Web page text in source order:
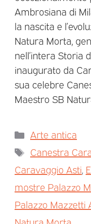
Ambrosiana di
la nascita e
Natura Morta,
nell’intera Storia
inaugurato da
sua celebre
Maestro SB
Arte antica
Canestra
Caravaggio Asti,
mostre Palazzo
Palazzo Mazzetti